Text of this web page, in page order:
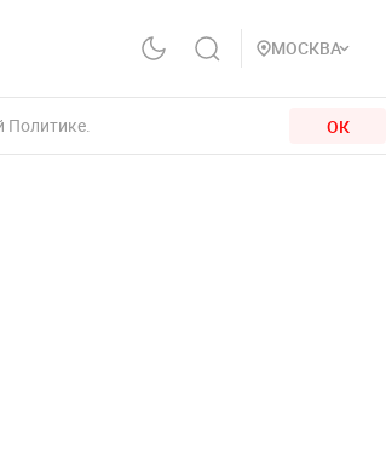
МОСКВА
Политике. ОК